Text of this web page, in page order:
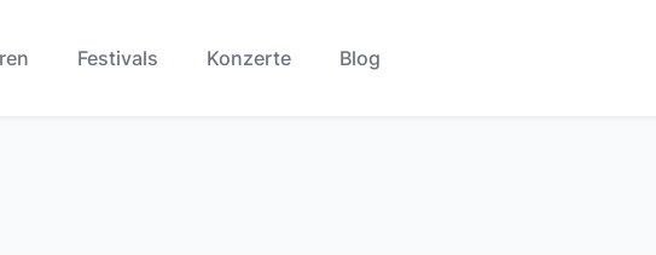
Festivals Konzerte Blog